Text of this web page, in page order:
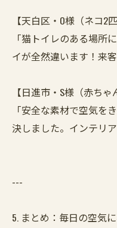
【天白区・O様（ネコ2匹
「猫トイレのある場所
イが全然違います！来
【日進市・S様（赤ちゃ
「安全な素材で空気を
決しました。インテリ
---
5. まとめ：毎日の空気